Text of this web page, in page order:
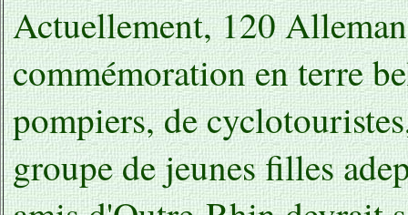
Actuellement, 120
commémoration en terre
pompiers, de
groupe de jeunes filles